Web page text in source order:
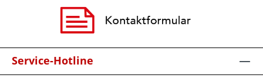
Service-Hotline